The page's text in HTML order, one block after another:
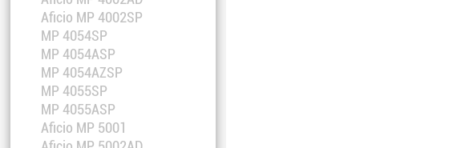
Aficio MP 4002SP
MP 4054SP
MP 4054ASP
MP 4054AZSP
MP 4055SP
MP 4055ASP
Aficio MP 5001